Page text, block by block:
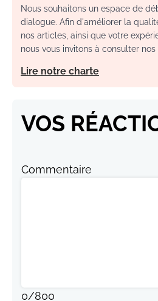
Nous souhaitons un espace de
dialogue. Afin d'améliorer la
nos articles, ainsi que votre
nous vous invitons à consulter nos
Lire notre charte
VOS
Commentaire
0/800